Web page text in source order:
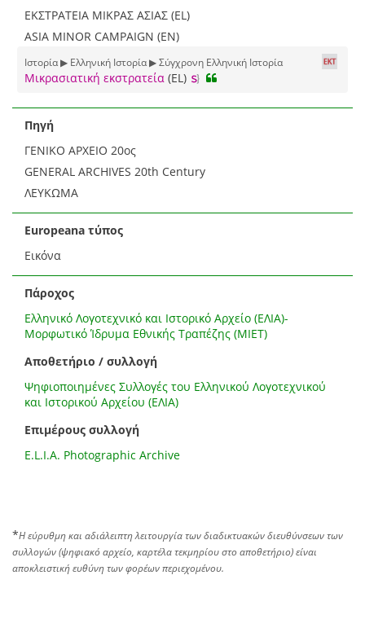
ΕΚΣΤΡΑΤΕΙΑ ΜΙΚΡΑΣ ΑΣΙΑΣ (EL)
ASIA MINOR CAMPAIGN (EN)
Ιστορία ▶ Ελληνική Ιστορία ▶ Σύγχρονη Ελληνική Ιστορία
Μικρασιατική εκστρατεία (EL)
Πηγή
ΓΕΝΙΚΟ ΑΡΧΕΙΟ 20ος
GENERAL ARCHIVES 20th Century
ΛΕΥΚΩΜΑ
Europeana τύπος
Εικόνα
Πάροχος
Ελληνικό Λογοτεχνικό και Ιστορικό Αρχείο (ΕΛΙΑ)-
Μορφωτικό Ίδρυμα Εθνικής Τραπέζης (ΜΙΕΤ)
Αποθετήριο / συλλογή
Ψηφιοποιημένες Συλλογές του Ελληνικού Λογοτεχνικού
και Ιστορικού Αρχείου (ΕΛΙΑ)
Επιμέρους συλλογή
E.L.I.A. Photographic Archive
*Η εύρυθμη και αδιάλειπτη λειτουργία των διαδικτυακών διευθύνσεων των
συλλογών (ψηφιακό αρχείο, καρτέλα τεκμηρίου στο αποθετήριο) είναι
αποκλειστική ευθύνη των φορέων περιεχομένου.